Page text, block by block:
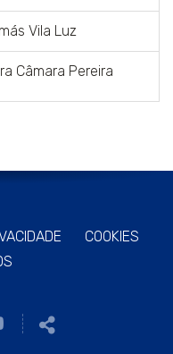
Vila Luz
Câmara Pereira
COOKIES
Link